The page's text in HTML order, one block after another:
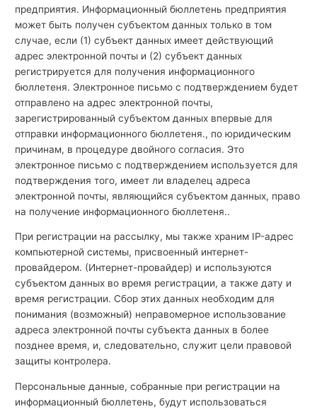
предприятия. Информационный бюллетень предприятия
может быть получен субъектом данных только в том
случае, если (1) субъект данных имеет действующий
адрес электронной почты и (2) субъект данных
регистрируется для получения информационного
бюллетеня. Электронное письмо с подтверждением будет
отправлено на адрес электронной почты,
зарегистрированный субъектом данных впервые для
отправки информационного бюллетеня., по юридическим
причинам, в процедуре двойного согласия. Это
электронное письмо с подтверждением используется для
подтверждения того, имеет ли владелец адреса
электронной почты, являющийся субъектом данных, право
на получение информационного бюллетеня..
При регистрации на рассылку, мы также храним IP-адрес
компьютерной системы, присвоенный интернет-
провайдером. (Интернет-провайдер) и используются
субъектом данных во время регистрации, а также дату и
время регистрации. Сбор этих данных необходим для
понимания (возможный) неправомерное использование
адреса электронной почты субъекта данных в более
позднее время, и, следовательно, служит цели правовой
защиты контролера.
Персональные данные, собранные при регистрации на
информационный бюллетень, будут использоваться